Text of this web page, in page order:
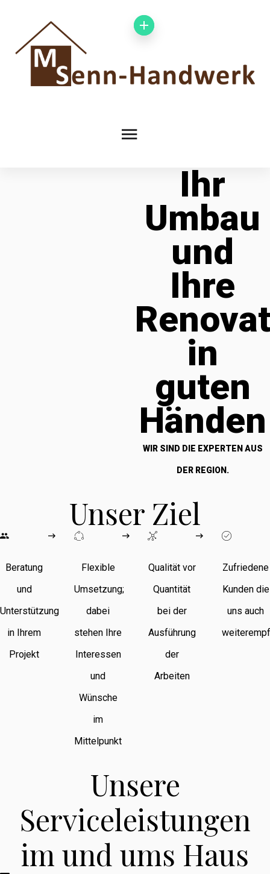
Ihr
Umbau
und
Ihre
in
guten
Händen
WIR SIND DIE EXPERTEN AUS
DER REGION.
Unser Ziel
Beratung
und
Unterstützung
in Ihrem
Projekt
Flexible
Umsetzung;
dabei
stehen Ihre
Interessen
und
Wünsche
im
Mittelpunkt
Qualität vor
Quantität
bei der
Ausführung
der
Arbeiten
Zufriedene
Kunden die
uns auch
Unsere
Serviceleistungen
im und ums Haus